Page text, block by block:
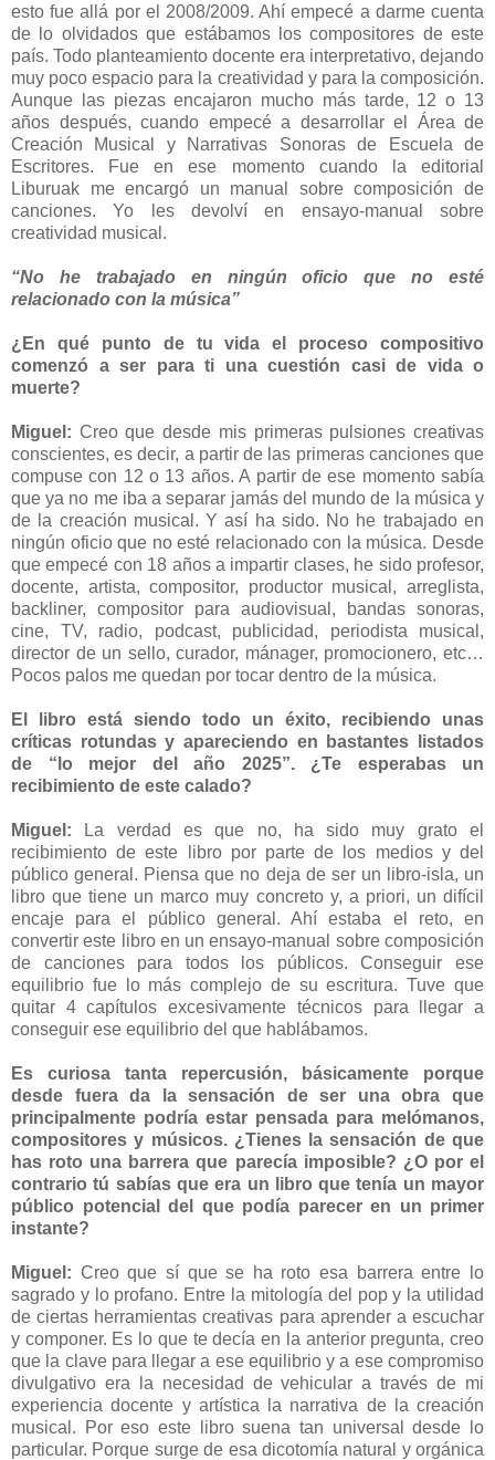
esto fue allá por el 2008/2009. Ahí empecé a darme cuenta
de lo olvidados que estábamos los compositores de este
país. Todo planteamiento docente era interpretativo, dejando
muy poco espacio para la creatividad y para la composición.
Aunque las piezas encajaron mucho más tarde, 12 o 13
años después, cuando empecé a desarrollar el Área de
Creación Musical y Narrativas Sonoras de Escuela de
Escritores. Fue en ese momento cuando la editorial
Liburuak me encargó un manual sobre composición de
canciones. Yo les devolví en ensayo-manual sobre
creatividad musical.
“No he trabajado en ningún oficio que no esté
relacionado con la música”
¿En qué punto de tu vida el proceso compositivo
comenzó a ser para ti una cuestión casi de vida o
muerte?
Miguel: Creo que desde mis primeras pulsiones creativas
conscientes, es decir, a partir de las primeras canciones que
compuse con 12 o 13 años. A partir de ese momento sabía
que ya no me iba a separar jamás del mundo de la música y
de la creación musical. Y así ha sido. No he trabajado en
ningún oficio que no esté relacionado con la música. Desde
que empecé con 18 años a impartir clases, he sido profesor,
docente, artista, compositor, productor musical, arreglista,
backliner, compositor para audiovisual, bandas sonoras,
cine, TV, radio, podcast, publicidad, periodista musical,
director de un sello, curador, mánager, promocionero, etc…
Pocos palos me quedan por tocar dentro de la música.
El libro está siendo todo un éxito, recibiendo unas
críticas rotundas y apareciendo en bastantes listados
de “lo mejor del año 2025”. ¿Te esperabas un
recibimiento de este calado?
Miguel:
La verdad es que no, ha sido muy grato el
recibimiento de este libro por parte de los medios y del
público general. Piensa que no deja de ser un libro-isla, un
libro que tiene un marco muy concreto y, a priori, un difícil
encaje para el público general. Ahí estaba el reto, en
convertir este libro en un ensayo-manual sobre composición
de canciones para todos los públicos. Conseguir ese
equilibrio fue lo más complejo de su escritura. Tuve que
quitar 4 capítulos excesivamente técnicos para llegar a
conseguir ese equilibrio del que hablábamos.
Es curiosa tanta repercusión, básicamente porque
desde fuera da la sensación de ser una obra que
principalmente podría estar pensada para melómanos,
compositores y músicos. ¿Tienes la sensación de que
has roto una barrera que parecía imposible? ¿O por el
contrario tú sabías que era un libro que tenía un mayor
público potencial del que podía parecer en un primer
instante?
Miguel: Creo que sí que se ha roto esa barrera entre lo
sagrado y lo profano. Entre la mitología del pop y la utilidad
de ciertas herramientas creativas para aprender a escuchar
y componer. Es lo que te decía en la anterior pregunta, creo
que la clave para llegar a ese equilibrio y a ese compromiso
divulgativo era la necesidad de vehicular a través de mi
experiencia docente y artística la narrativa de la creación
musical. Por eso este libro suena tan universal desde lo
particular. Porque surge de esa dicotomía natural y orgánica